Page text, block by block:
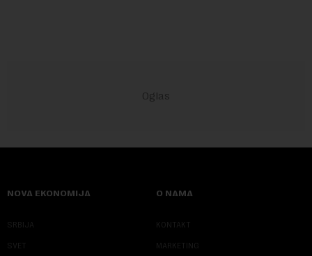
NOVA EKONOMIJA
SRBIJA
SVET
O NAMA
KONTAKT
MARKETING